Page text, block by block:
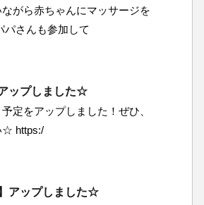
がら赤ちゃんにマッサージを
パさんも参加して
ップしました☆
定をアップしました！ぜひ、
☆ https:/
アップしました☆